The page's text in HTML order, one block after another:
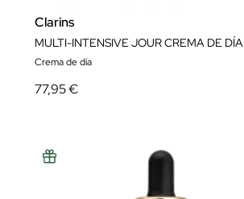
Clarins
MULTI-INTENSIVE JOUR CREMA DE DÍA
Crema de día
77,95 €